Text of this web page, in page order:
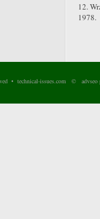
12.
1978.
• technical-issues.com © advseo